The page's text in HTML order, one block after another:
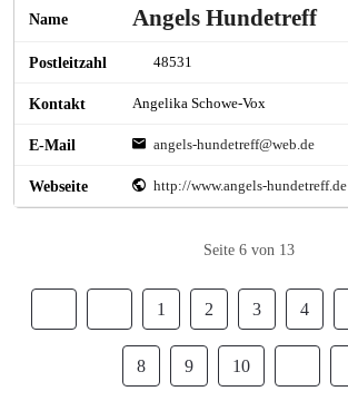
Angels Hundetreff
48531
Angelika Schowe-Vox
angels-hundetreff@web.de
http://www.angels-hundetreff.de
Seite 6 von 13
1 2 3 4
8 9 10